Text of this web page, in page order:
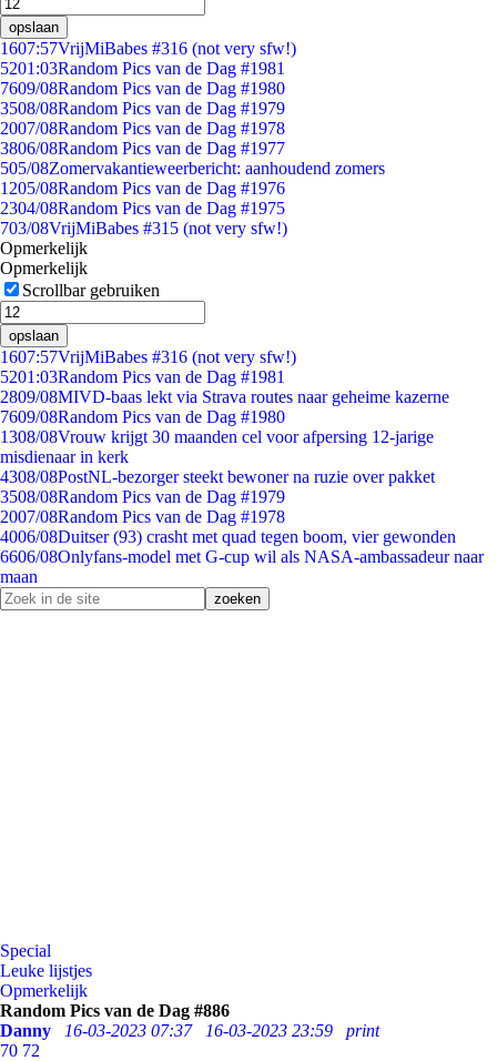
opslaan
1607:57VrijMiBabes #316 (not very sfw!)
5201:03Random Pics van de Dag #1981
7609/08Random Pics van de Dag #1980
3508/08Random Pics van de Dag #1979
2007/08Random Pics van de Dag #1978
3806/08Random Pics van de Dag #1977
505/08Zomervakantieweerbericht: aanhoudend zomers
1205/08Random Pics van de Dag #1976
2304/08Random Pics van de Dag #1975
703/08VrijMiBabes #315 (not very sfw!)
Opmerkelijk
Opmerkelijk
Scrollbar gebruiken
opslaan
1607:57VrijMiBabes #316 (not very sfw!)
5201:03Random Pics van de Dag #1981
2809/08MIVD-baas lekt via Strava routes naar geheime kazerne
7609/08Random Pics van de Dag #1980
1308/08Vrouw krijgt 30 maanden cel voor afpersing 12-jarige
misdienaar in kerk
4308/08PostNL-bezorger steekt bewoner na ruzie over pakket
3508/08Random Pics van de Dag #1979
2007/08Random Pics van de Dag #1978
4006/08Duitser (93) crasht met quad tegen boom, vier gewonden
6606/08Onlyfans-model met G-cup wil als NASA-ambassadeur naar
maan
Special
Leuke lijstjes
Opmerkelijk
Random Pics van de Dag #886
Danny
16-03-2023 07:37 16-03-2023 23:59
print
70 72